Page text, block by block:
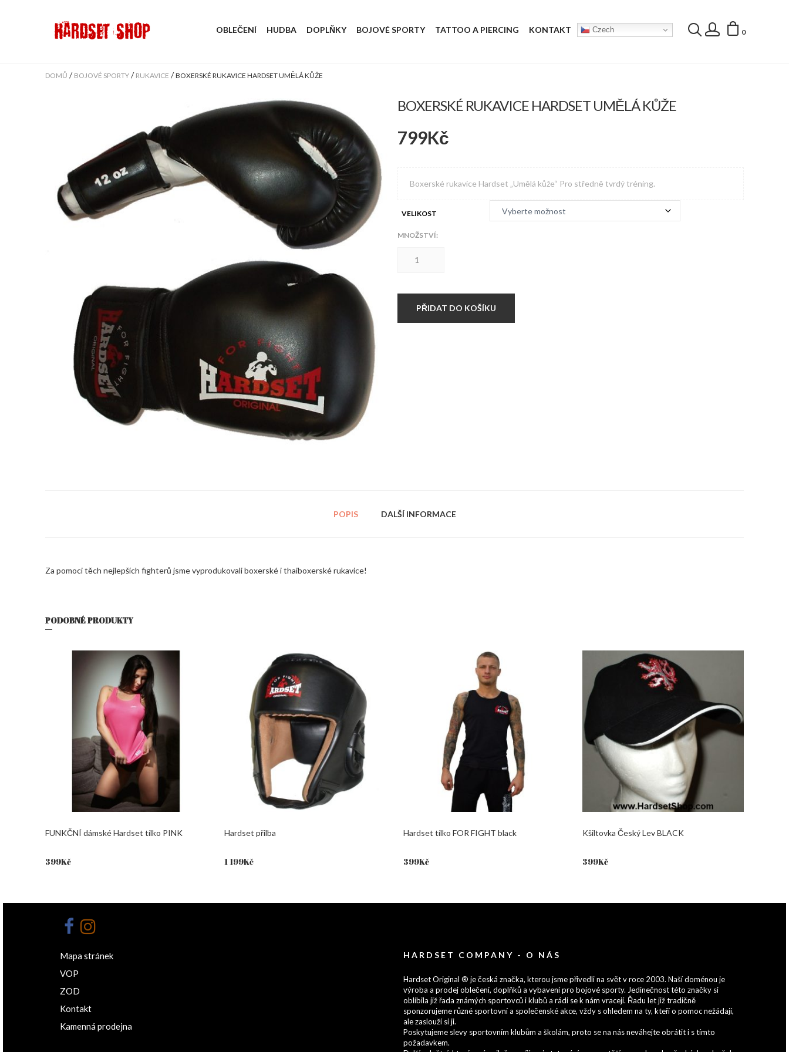
OBLEČENÍ HUDBA DOPLŇKY BOJOVÉ SPORTY TATTOO A PIERCING KONTAKT Czech 0
DOMŮ / BOJOVÉ SPORTY / RUKAVICE /BOXERSKÉ RUKAVICE HARDSET UMĚLÁ KŮŽE
BOXERSKÉ RUKAVICE HARDSET UMĚLÁ KŮŽE
799Kč
Boxerské rukavice Hardset „Umělá kůže“ Pro středně tvrdý tréning.
VELIKOST
MNOŽSTVÍ:
rukavice
kůže
množstvíPŘIDAT DO KOŠÍKU
POPIS DALŠÍ INFORMACE
Za pomoci těch nejlepších fighterů jsme vyprodukovali boxerské i thaiboxerské rukavice!
PODOBNÉ PRODUKTY
FUNKČNÍ dámské Hardset tílko PINK
399Kč
Hardset přilba
1 199Kč
Hardset tílko FOR FIGHT black
399Kč
Kšiltovka Český Lev BLACK
399Kč
Mapa stránek
VOP
ZOD
Kontakt
Kamenná prodejna
HARDSET COMPANY - O NÁS
Hardset Original ® je česká značka, kterou jsme přivedli na svět v roce 2003. Naší doménou je
výroba a prodej oblečení, doplňků a vybavení pro bojové sporty. Jedinečnost této značky si
oblíbila již řada známých sportovců i klubů a rádi se k nám vracejí. Řadu let již tradičně
sponzorujeme různé sportovní a společenské akce, vždy s ohledem na ty, kteří o pomoc nežádají,
ale zaslouží si ji.
Poskytujeme slevy sportovním klubům a školám, proto se na nás neváhejte obrátit i s tímto
požadavkem.